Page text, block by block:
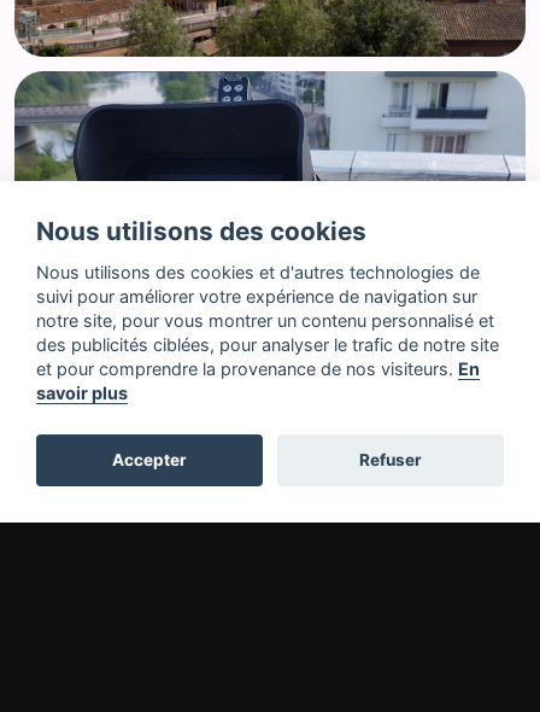
Nous utilisons des cookies
Nous utilisons des cookies et d'autres technologies de
suivi pour améliorer votre expérience de navigation sur
notre site, pour vous montrer un contenu personnalisé et
des publicités ciblées, pour analyser le trafic de notre site
et pour comprendre la provenance de nos visiteurs. En
savoir plus
Accepter Refuser